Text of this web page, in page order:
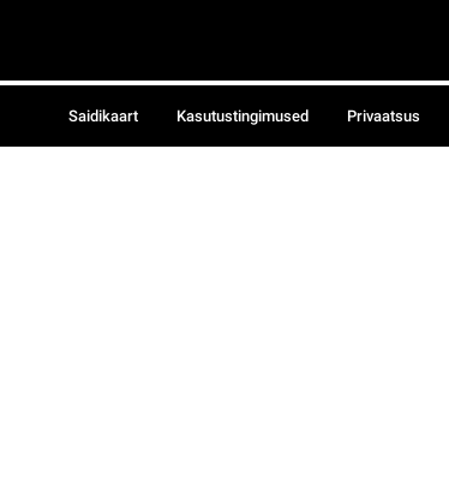
Saidikaart Kasutustingimused Privaatsus